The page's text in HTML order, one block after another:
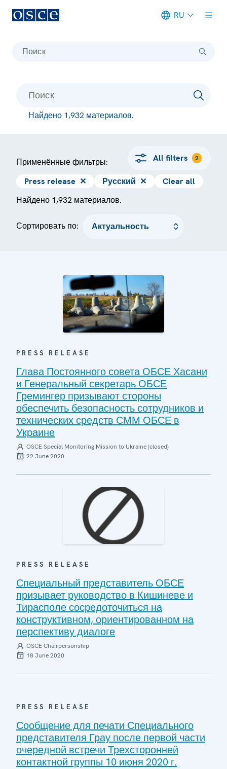
RU
Поиск
Найдено 1,932 материалов.
Применённые фильтры: All filters 2
Press release ✕ Русский ✕
Clear all
Найдено 1,932 материалов.
Сортировать по:
PRESS RELEASE
Глава Постоянного совета ОБСЕ Хасани
и Генеральный секретарь ОБСЕ
Гремингер призывают стороны
обеспечить безопасность сотрудников и
технических средств СММ ОБСЕ в
Украине
OSCE Special Monitoring Mission to Ukraine (closed)
22 June 2020
PRESS RELEASE
Специальный представитель ОБСЕ
призывает руководство в Кишиневе и
Тирасполе сосредоточиться на
конструктивном, ориентированном на
перспективу диалоге
OSCE Chairpersonship
18 June 2020
PRESS RELEASE
Сообщение для печати Специального
представителя Грау после первой части
очередной встречи Трехсторонней
контактной группы 10 июня 2020 г.